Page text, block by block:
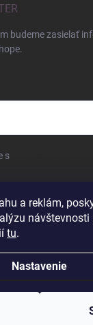
a reklám,
tu.
Nastavenie
budeme zasielať
s